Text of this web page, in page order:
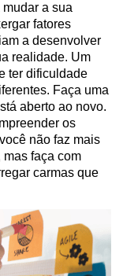
a sua
fatores
a desenvolver
realidade. Um
ter dificuldade
Faça uma
aberto ao novo.
os
não faz mais
mas faça com
carmas que